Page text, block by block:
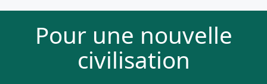
Pour une nouvelle
civilisation